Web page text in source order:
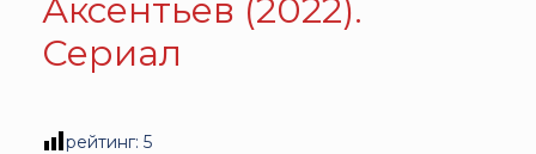
Аксентьев (2022).
Сериал
рейтинг: 5